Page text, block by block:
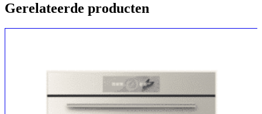
Gerelateerde producten